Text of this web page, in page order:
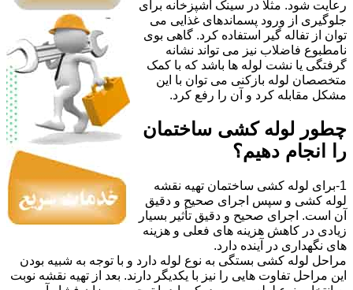
رعایت شود. مثلا در سینک آشپزخانه برای
جلوگیری از ورود پسماندهای غذایی می
توان از تفاله گیر استفاده کرد. گاهی بوی
نامطبوع فاضلاب نیز می تواند نشانه
گرفتگی یا نشت لوله ها باشد که با کمک
متخصصان لوله بازکنی می توان با این
مشکل مقابله کرد و آن را رفع کرد.
چطور لوله کشی ساختمان
را انجام دهیم؟
1-برای لوله کشی ساختمان تهیه نقشه
لوله کشی و سپس اجرای صحیح و دقیق
آن است. اجرای صحیح و دقیق تأثیر بسیار
زیادی در کاهش هزینه های فعلی و هزینه
های نگهداری در آینده دارد.
مراحل لوله کشی بستگی به نوع لوله دارد و با توجه به شبیه بودن
این مراحل تفاوت هایی را نیز با یکدیگر دارند. بعد از تهیه نقشه نوبت